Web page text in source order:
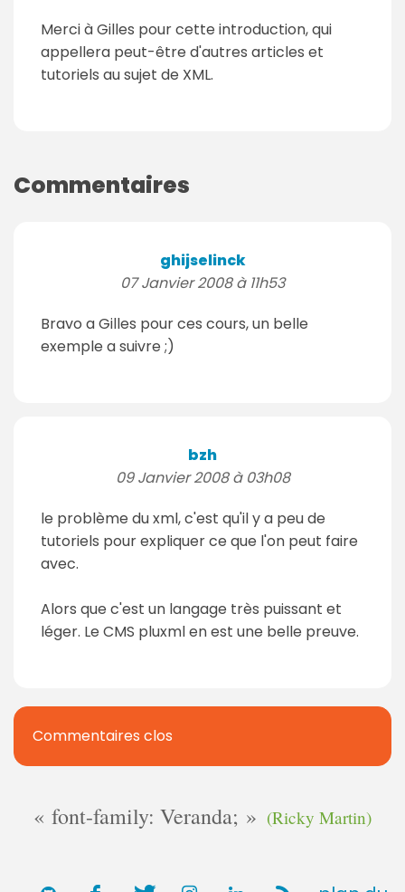
Merci à Gilles pour cette introduction, qui
appellera peut-être d'autres articles et
tutoriels au sujet de XML.
Commentaires
ghijselinck
07 Janvier 2008 à 11h53
Bravo a Gilles pour ces cours, un belle
exemple a suivre ;)
bzh
09 Janvier 2008 à 03h08
le problème du xml, c'est qu'il y a peu de
tutoriels pour expliquer ce que l'on peut faire
avec.
Alors que c'est un langage très puissant et
léger. Le CMS pluxml en est une belle preuve.
Commentaires clos
font-family: Veranda; (Ricky Martin)